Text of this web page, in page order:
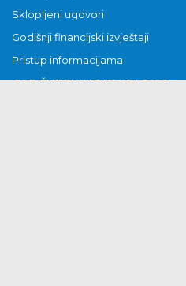
Sklopljeni ugovori
Godišnji financijski izvještaji
Pristup informacijama
GODIŠNJI PLAN RADA ZA 2026